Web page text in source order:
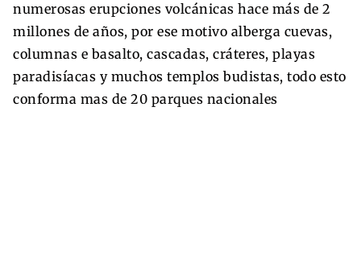
numerosas erupciones volcánicas hace más de 2
millones de años, por ese motivo alberga cuevas,
columnas e basalto, cascadas, cráteres, playas
paradisíacas y muchos templos budistas, todo esto
conforma mas de 20 parques nacionales